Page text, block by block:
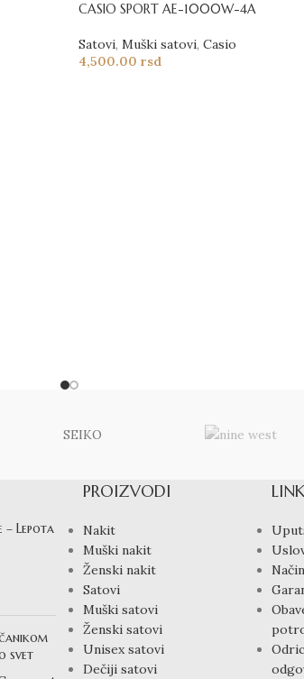
CASIO SPORT AE-1000W-4A
Satovi, Muški satovi, Casio
4,500.00 rsd
SEIKO
– Lepota
svet
PROIZVODI
Nakit
Muški nakit
Ženski nakit
Satovi
Muški satovi
Ženski satovi
Unisex satovi
Dečiji satovi